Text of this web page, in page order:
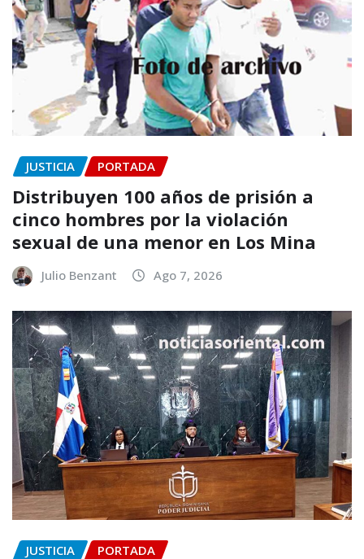
JUSTICIA PORTADA
Distribuyen 100 años de prisión a
cinco hombres por la violación
sexual de una menor en Los Mina
Julio Benzant Ago 7, 2026
JUSTICIA PORTADA